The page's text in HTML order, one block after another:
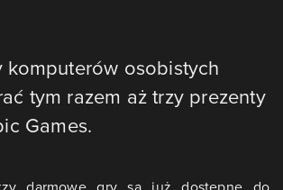
komputerów osobistych
tym razem aż trzy prezenty
Games.